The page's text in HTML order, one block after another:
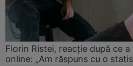
Florin Ristei, reacție după ce
online: „Am răspuns cu o